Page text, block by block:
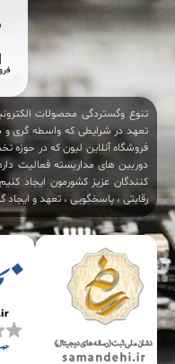
تنوع وگستردگی محصولات
تعهد در شرایطی که واسطه گری و
فروشگاه آنلاین لیون که در
دوربین های مداربسته فعالیت
کنندگان عزیز کشورمون ایجاد
رقابتی ، پاسخگویی ، تعهد و ایجاد